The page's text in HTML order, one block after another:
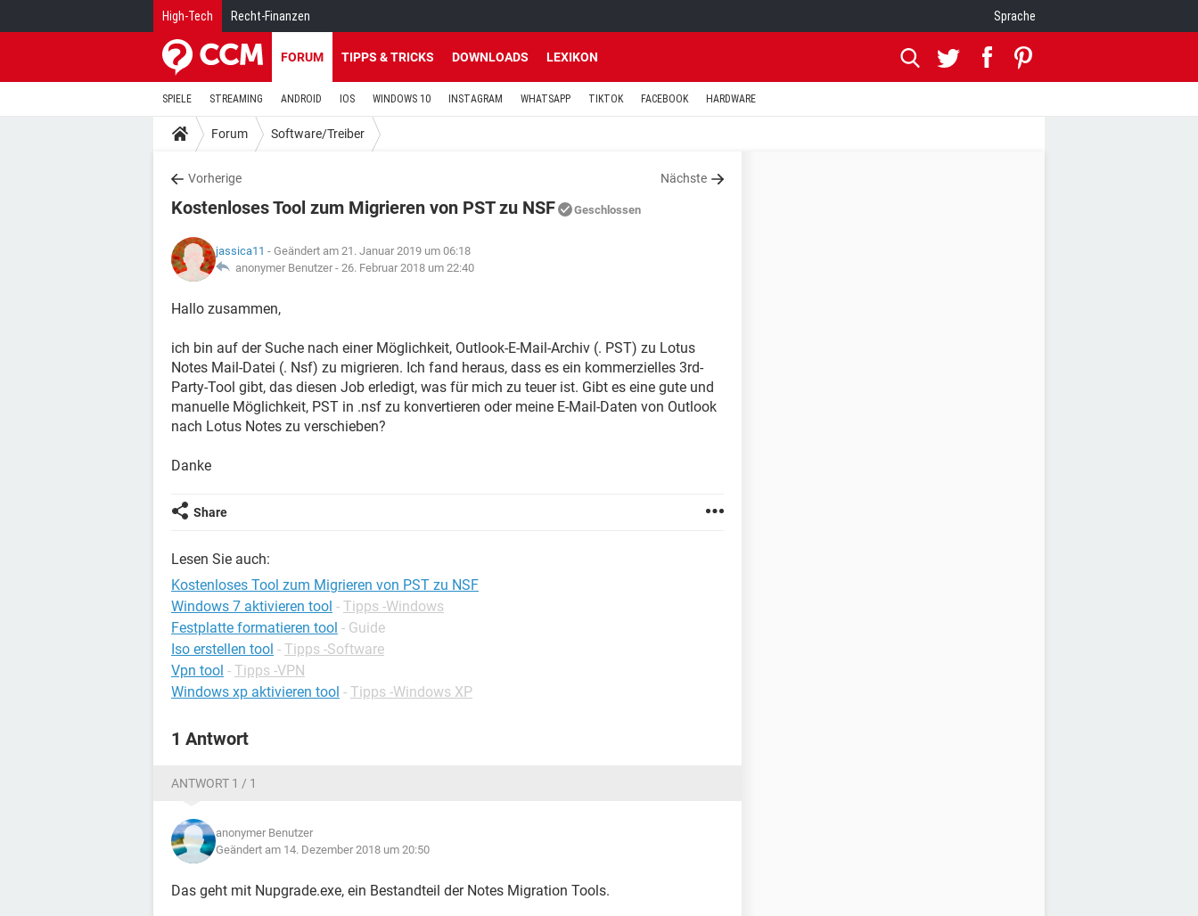
High-Tech Recht-Finanzen Sprache
FORUM TIPPS & TRICKS DOWNLOADS LEXIKON
SPIELE STREAMING ANDROID IOS WINDOWS 10 INSTAGRAM WHATSAPP TIKTOK FACEBOOK HARDWARE
Forum Software/Treiber
Vorherige Nächste
Kostenloses Tool zum Migrieren von PST zu NSF Geschlossen
jassica11 - Geändert am 21. Januar 2019 um 06:18
anonymer Benutzer - 26. Februar 2018 um 22:40
Hallo zusammen,
ich bin auf der Suche nach einer Möglichkeit, Outlook-E-Mail-Archiv (. PST) zu Lotus
Notes Mail-Datei (. Nsf) zu migrieren. Ich fand heraus, dass es ein kommerzielles 3rd-
Party-Tool gibt, das diesen Job erledigt, was für mich zu teuer ist. Gibt es eine gute und
manuelle Möglichkeit, PST in .nsf zu konvertieren oder meine E-Mail-Daten von Outlook
nach Lotus Notes zu verschieben?
Danke
Share
Lesen Sie auch:
Kostenloses Tool zum Migrieren von PST zu NSF
Windows 7 aktivieren tool - Tipps -Windows
Festplatte formatieren tool - Guide
Iso erstellen tool - Tipps -Software
Vpn tool - Tipps -VPN
Windows xp aktivieren tool - Tipps -Windows XP
1 Antwort
ANTWORT 1 / 1
anonymer Benutzer
Geändert am 14. Dezember 2018 um 20:50
Das geht mit Nupgrade.exe, ein Bestandteil der Notes Migration Tools.